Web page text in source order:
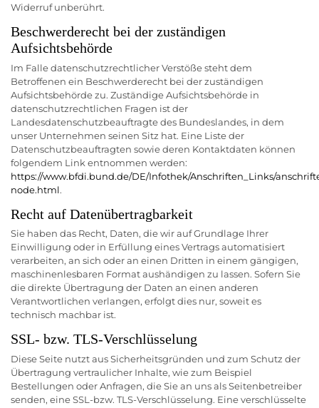
Widerruf unberührt.
Beschwerderecht bei der zuständigen
Aufsichtsbehörde
Im Falle datenschutzrechtlicher Verstöße steht dem
Betroffenen ein Beschwerderecht bei der zuständigen
Aufsichtsbehörde zu. Zuständige Aufsichtsbehörde in
datenschutzrechtlichen Fragen ist der
Landesdatenschutzbeauftragte des Bundeslandes, in dem
unser Unternehmen seinen Sitz hat. Eine Liste der
Datenschutzbeauftragten sowie deren Kontaktdaten können
folgendem Link entnommen werden:
https://www.bfdi.bund.de/DE/Infothek/Anschriften_Links/
node.html.
Recht auf Datenübertragbarkeit
Sie haben das Recht, Daten, die wir auf Grundlage Ihrer
Einwilligung oder in Erfüllung eines Vertrags automatisiert
verarbeiten, an sich oder an einen Dritten in einem gängigen,
maschinenlesbaren Format aushändigen zu lassen. Sofern Sie
die direkte Übertragung der Daten an einen anderen
Verantwortlichen verlangen, erfolgt dies nur, soweit es
technisch machbar ist.
SSL- bzw. TLS-Verschlüsselung
Diese Seite nutzt aus Sicherheitsgründen und zum Schutz der
Übertragung vertraulicher Inhalte, wie zum Beispiel
Bestellungen oder Anfragen, die Sie an uns als Seitenbetreiber
senden, eine SSL-bzw. TLS-Verschlüsselung. Eine verschlüsselte